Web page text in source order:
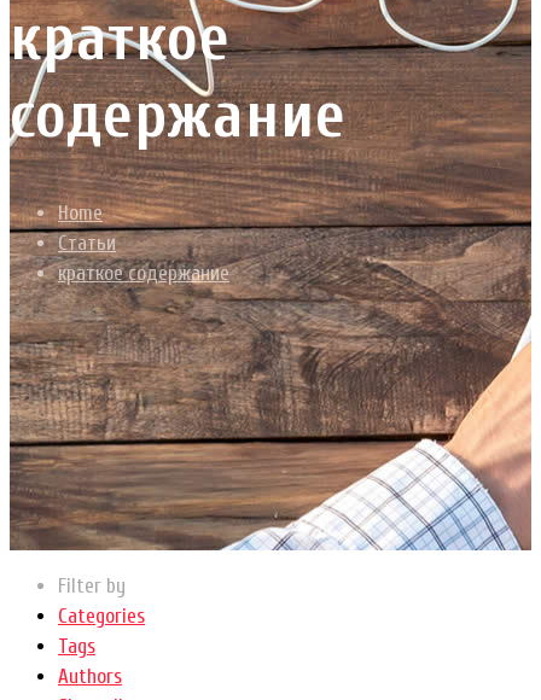
краткое
содержание
Home
Статьи
краткое содержание
Filter by
Categories
Tags
Authors